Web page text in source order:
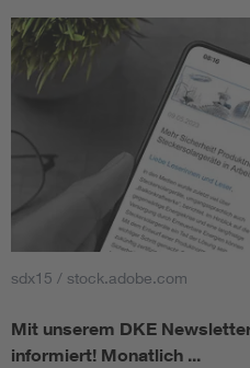
sdx15 / stock.adobe.com
Mit unserem DKE
informiert! Monatlich ...